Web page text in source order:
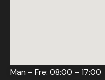
Man – Fre: 08:00 – 17:00